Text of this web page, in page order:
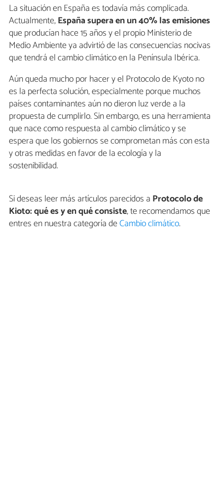
La situación en España es todavía más complicada.
Actualmente,Españasupera en un 40% las emisiones
que producían hace 15 años y el propio Ministerio de
Medio Ambiente ya advirtió de las consecuencias nocivas
que tendrá el cambio climático en la Península Ibérica.
Aún queda mucho por hacer y el Protocolo de Kyoto no
es la perfecta solución, especialmente porque muchos
países contaminantes aún no dieron luz verde a la
propuesta de cumplirlo. Sin embargo, es una herramienta
que nace como respuesta al cambio climático y se
espera que los gobiernos se comprometan más con esta
y otras medidas en favor de la ecología y la
sostenibilidad.
Si deseas leer más artículos parecidos a Protocolo de
Kioto: qué es y en qué consiste, te recomendamos que
entres en nuestra categoría deCambio climático.